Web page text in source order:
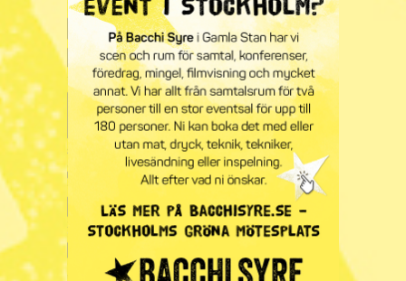
tillsammans med Syre. Är du mest intresserad av det
lokala prenumererar du på din lokala Syre. Vill du helst
läsa om det globala och inrikes väljer du Syre. Men vill
du ha både lokalt och globalt så väljer du båda och får
dem tillsammans på fredagar.
KATEGORI
Energi